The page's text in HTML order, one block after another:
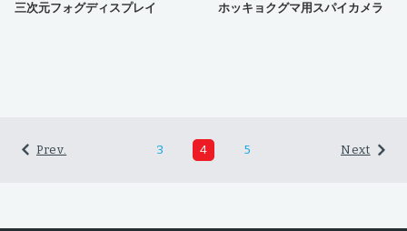
三次元フォグディスプレイ ホッキョクグマ用スパイカメラ
Prev. 3 4 5 Next